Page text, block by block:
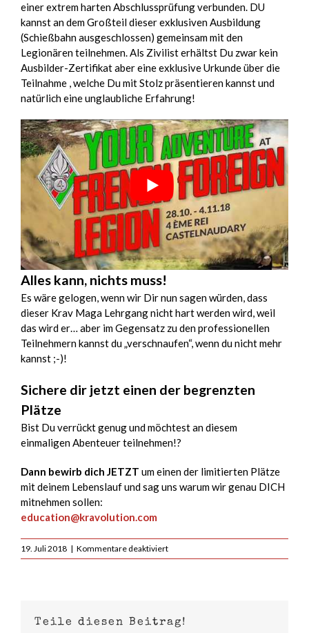
einer extrem harten Abschlussprüfung verbunden. DU
kannst an dem Großteil dieser exklusiven Ausbildung
(Schießbahn ausgeschlossen) gemeinsam mit den
Legionären teilnehmen. Als Zivilist erhältst Du zwar kein
Ausbilder-Zertifikat aber eine exklusive Urkunde über die
Teilnahme , welche Du mit Stolz präsentieren kannst und
natürlich eine unglaubliche Erfahrung!
Alles kann, nichts muss!
Es wäre gelogen, wenn wir Dir nun sagen würden, dass
dieser Krav Maga Lehrgang nicht hart werden wird, weil
das wird er… aber im Gegensatz zu den professionellen
Teilnehmern kannst du „verschnaufen“, wenn du nicht mehr
kannst ;-)!
Sichere dir jetzt einen der begrenzten
Plätze
Bist Du verrückt genug und möchtest an diesem
einmaligen Abenteuer teilnehmen!?
Dann bewirb dich JETZT um einen der limitierten Plätze
mit deinem Lebenslauf und sag uns warum wir genau DICH
mitnehmen sollen:
education@kravolution.com
19. Juli 2018 | Kommentare deaktiviertfür
Exklusiv
bei
Teile diesen Beitrag!